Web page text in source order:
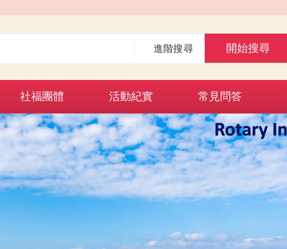
進階搜尋 開始搜尋
社福團體 活動紀實 常見問答